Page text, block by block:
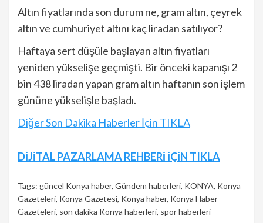
Altın fiyatlarında son durum ne, gram altın, çeyrek
altın ve cumhuriyet altını kaç liradan satılıyor?
Haftaya sert düşüle başlayan altın fiyatları
yeniden yükselişe geçmişti. Bir önceki kapanışı 2
bin 438 liradan yapan gram altın haftanın son işlem
gününe yükselişle başladı.
Diğer Son Dakika Haberler İçin TIKLA
Continue
DİJİTAL PAZARLAMA REHBERİ İÇİN TIKLA
Tags: güncel Konya haber, Gündem haberleri, KONYA, Konya
Gazeteleri, Konya Gazetesi, Konya haber, Konya Haber
Gazeteleri, son dakika Konya haberleri, spor haberleri